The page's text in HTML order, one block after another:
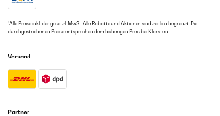
*Alle Preise inkl. der gesetzl. MwSt. Alle Rabatte und Aktionen sind zeitlich begrenzt. Die
durchgestrichenen Preise entsprechen dem bisherigen Preis bei Klarstein.
Versand
Partner